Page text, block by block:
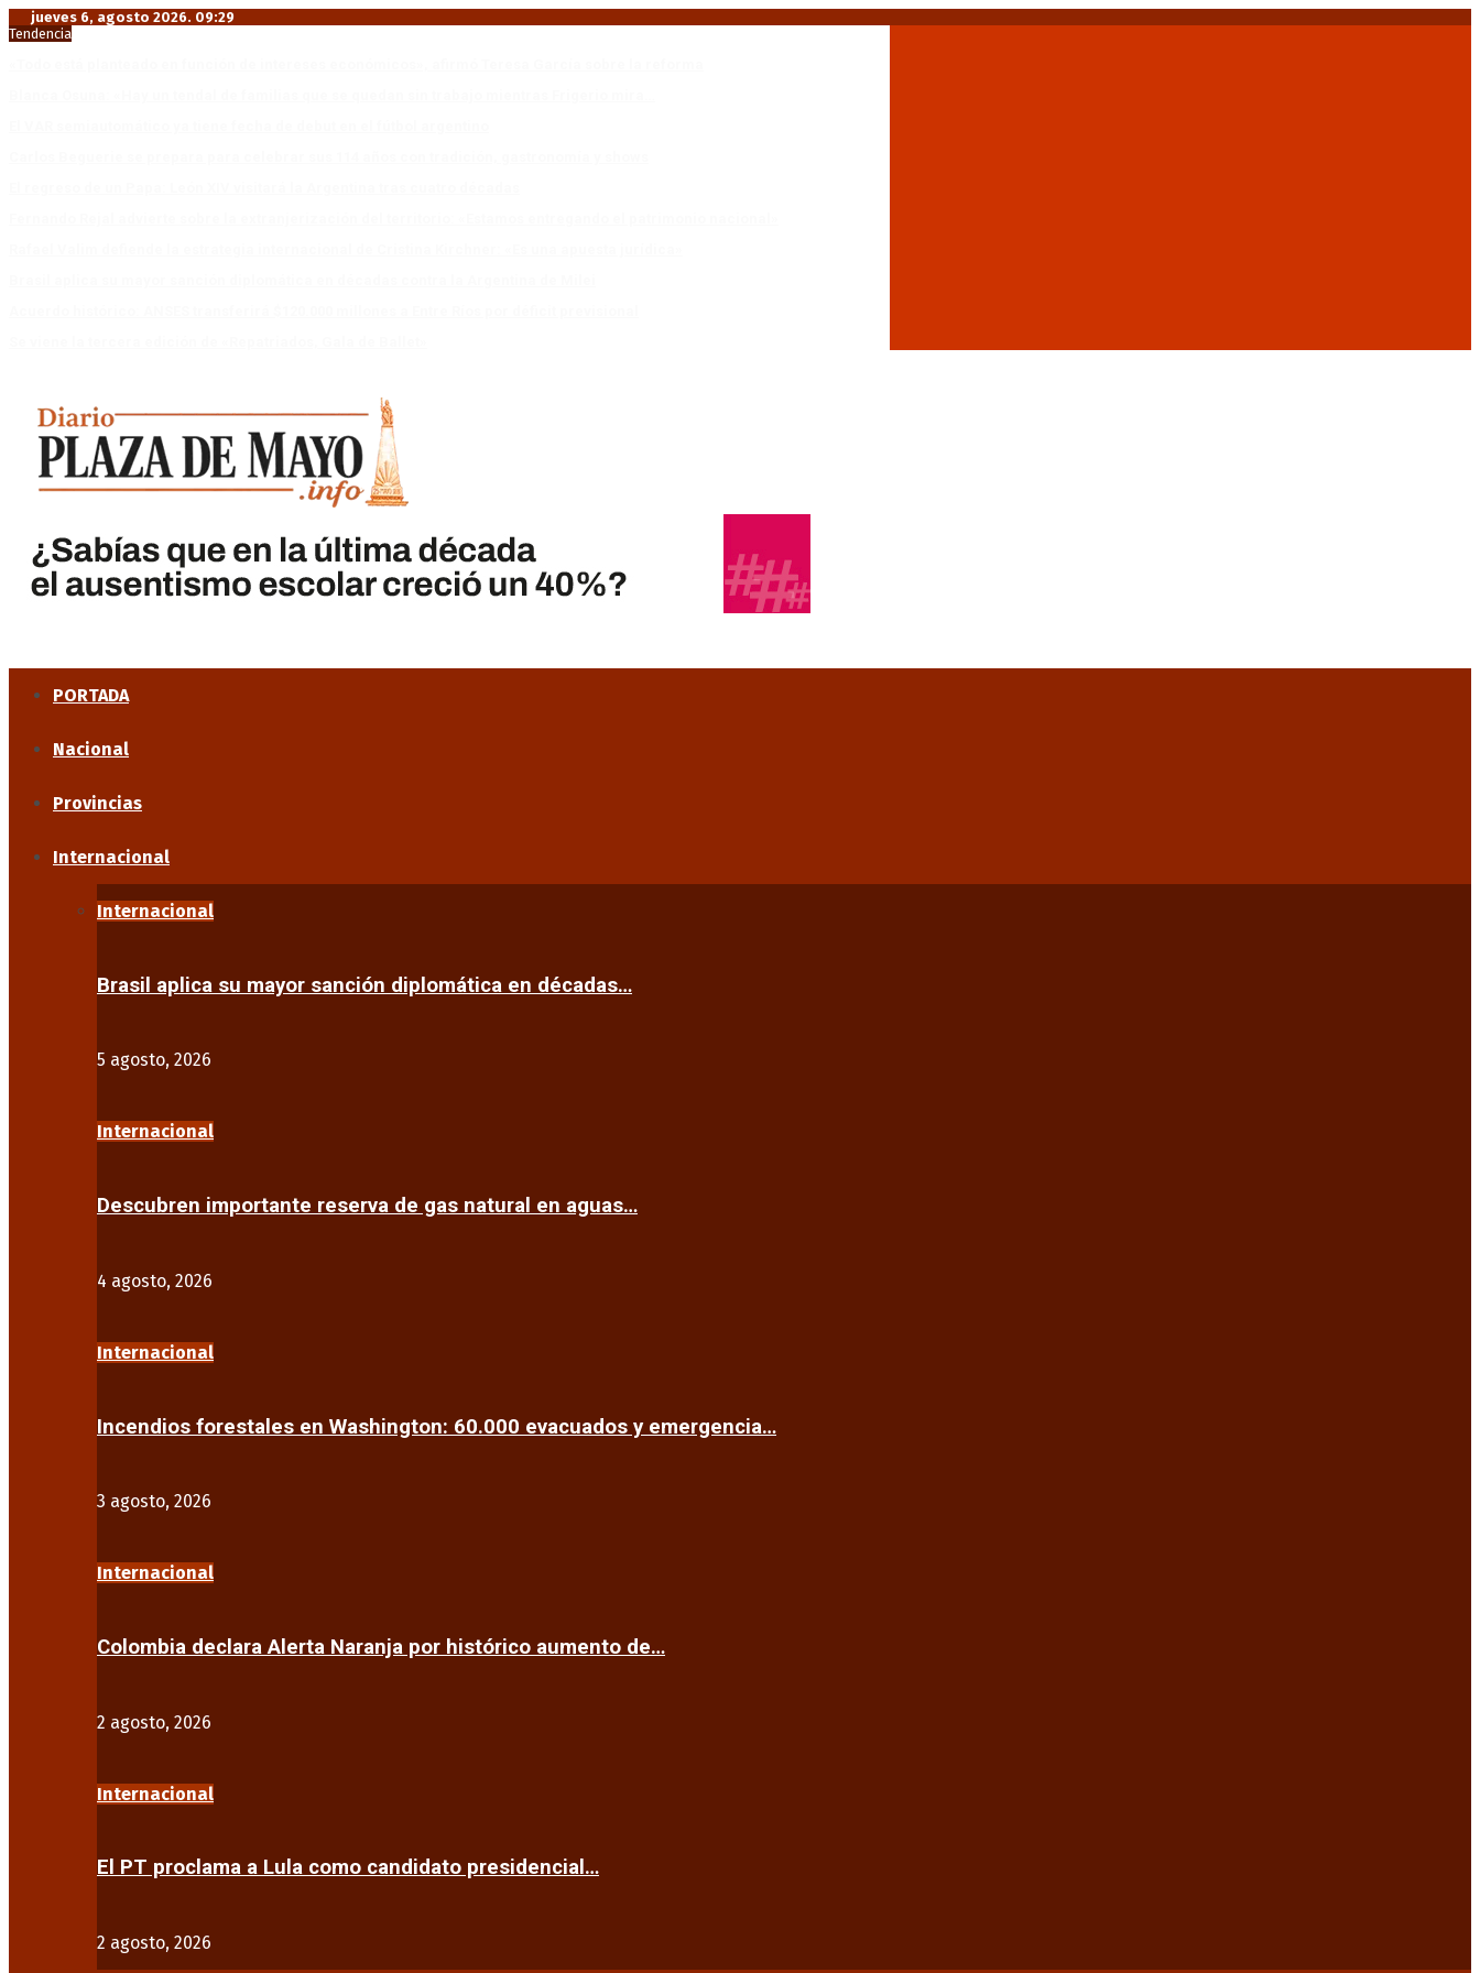
jueves 6, agosto 2026. 09:29
Tendencia
PORTADA
Nacional
Provincias
Internacional
Internacional
Brasil aplica su mayor sanción diplomática en décadas…
5 agosto, 2026
Internacional
Descubren importante reserva de gas natural en aguas…
4 agosto, 2026
Internacional
Incendios forestales en Washington: 60.000 evacuados y emergencia…
3 agosto, 2026
Internacional
Colombia declara Alerta Naranja por histórico aumento de…
2 agosto, 2026
Internacional
El PT proclama a Lula como candidato presidencial…
2 agosto, 2026